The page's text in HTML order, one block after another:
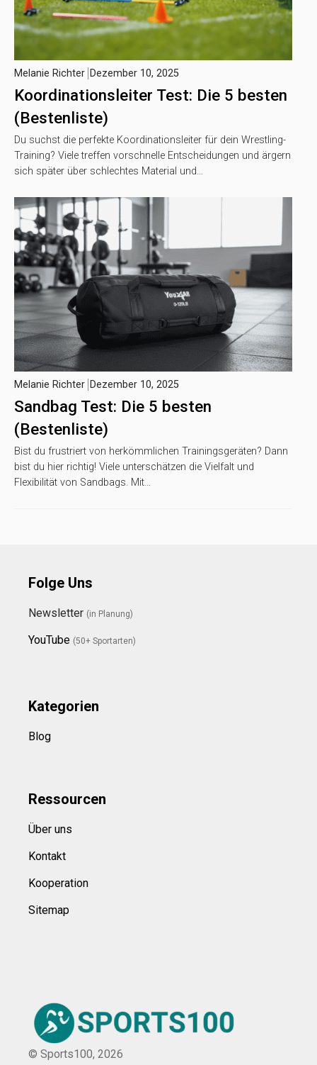
Koordinationsleiter Test: Die 5 besten
(Bestenliste)
Melanie Richter Dezember 10, 2025
Du suchst die perfekte Koordinationsleiter für dein Wrestling-
Training? Viele treffen vorschnelle Entscheidungen und ärgern
sich später über schlechtes Material und…
Sandbag Test: Die 5 besten
(Bestenliste)
Melanie Richter Dezember 10, 2025
Bist du frustriert von herkömmlichen Trainingsgeräten? Dann
bist du hier richtig! Viele unterschätzen die Vielfalt und
Flexibilität von Sandbags. Mit…
Folge Uns
Newsletter (in Planung)
YouTube (50+ Sportarten)
Kategorien
Blog
Ressourcen
Über uns
Kontakt
Kooperation
Sitemap
© Sports100, 2026